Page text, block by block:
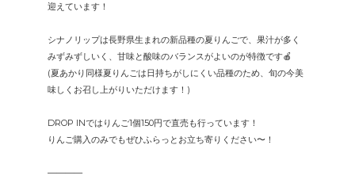
迎えています！
シナノリップは長野県生まれの新品種の夏りんごで、果汁が多く
みずみずしいく、甘味と酸味のバランスがよいのが特徴です🍎
(夏あかり同様夏りんごは日持ちがしにくい品種のため、旬の今美
味しくお召し上がりいただけます！)
DROP INではりんご1個150円で直売も行っています！
りんご購入のみでもぜひふらっとお立ち寄りください〜！
————